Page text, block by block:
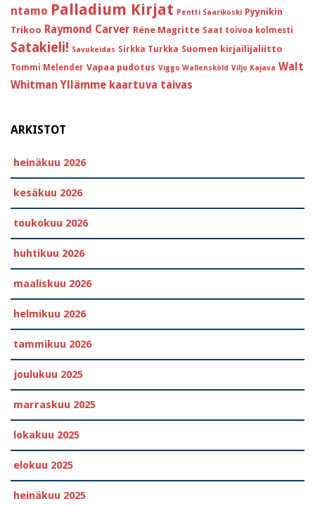
ntamo Palladium Kirjat Pentti Saarikoski Pyynikin
Trikoo Raymond Carver Réne Magritte Saat toivoa kolmesti
Satakieli! Savukeidas Sirkka Turkka Suomen kirjailijaliitto
Tommi Melender Vapaa pudotus Viggo Wallensköld Viljo Kajava Walt
Whitman Yllämme kaartuva taivas
ARKISTOT
heinäkuu 2026
kesäkuu 2026
toukokuu 2026
huhtikuu 2026
maaliskuu 2026
helmikuu 2026
tammikuu 2026
joulukuu 2025
marraskuu 2025
lokakuu 2025
elokuu 2025
heinäkuu 2025